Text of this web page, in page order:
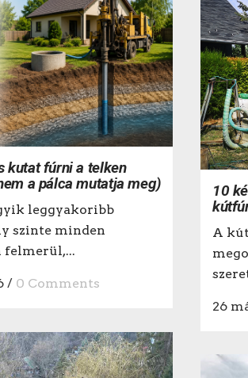
kutat fúrni a telken
a pálca mutatja meg)
leggyakoribb
szinte minden
felmerül,...
/ 0 Comments
10
A
26